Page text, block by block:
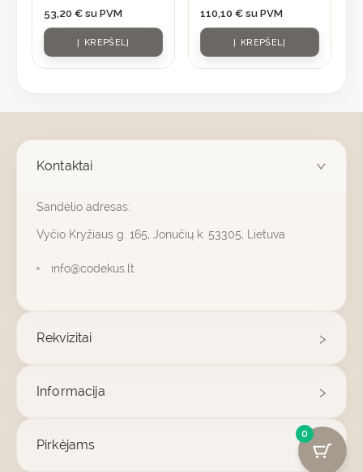
53,20 € su PVM
Į KREPŠELĮ
110,10 € su PVM
Į KREPŠELĮ
Kontaktai
Sandėlio adresas:
Vyčio Kryžiaus g. 165, Jonučių k. 53305, Lietuva
info@codekus.lt
Rekvizitai
Informacija
Pirkėjams
0